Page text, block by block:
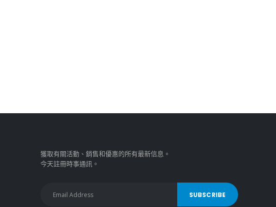
獲取有關活動、銷售和優惠的所有最新信息。
今天註冊時事通訊。